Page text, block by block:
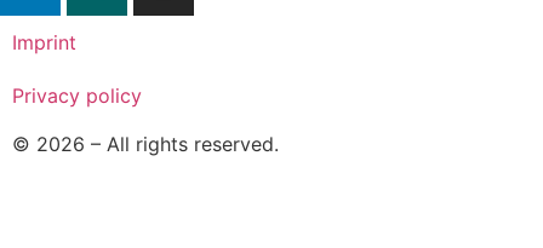
© 2026 – All rights reserved.
Privacy policy
Imprint